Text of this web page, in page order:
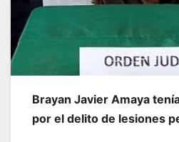
Brayan Javier Amaya
por el delito de lesiones